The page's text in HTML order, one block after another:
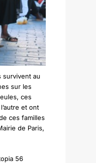
survivent au
sur les
ces
et ont
ces familles
de Paris,
56